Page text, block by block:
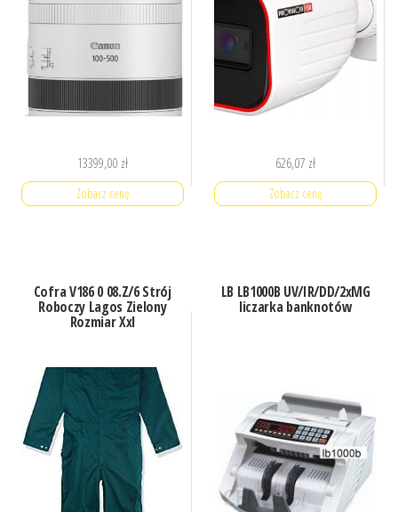
13399,00 zł
Zobacz cenę
626,07 zł
Zobacz cenę
Cofra V186 0 08.Z/6 Strój
Roboczy Lagos Zielony
Rozmiar Xxl
LB LB1000B UV/IR/DD/2xMG
liczarka banknotów